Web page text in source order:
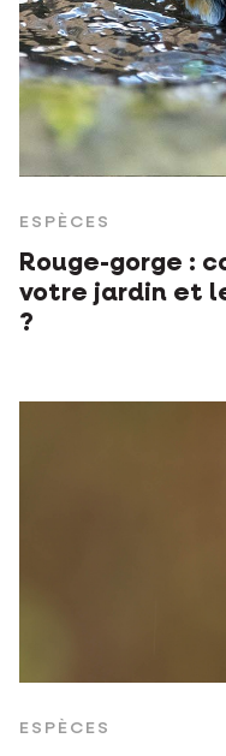
ESPÈCES
Rouge-gorge :
votre jardin et
?
ESPÈCES